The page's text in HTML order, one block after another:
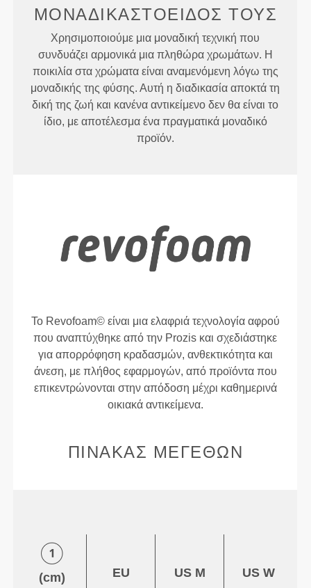
ΜΟΝΑΔΙΚΆΣΤΟΕΊΔΟΣ ΤΟΥΣ
Χρησιμοποιούμε μια μοναδική τεχνική που
συνδυάζει αρμονικά μια πληθώρα χρωμάτων. Η
ποικιλία στα χρώματα είναι αναμενόμενη λόγω της
μοναδικής της φύσης. Αυτή η διαδικασία αποκτά τη
δική της ζωή και κανένα αντικείμενο δεν θα είναι το
ίδιο, με αποτέλεσμα ένα πραγματικά μοναδικό
προϊόν.
Το Revofoam© είναι μια ελαφριά τεχνολογία αφρού
που αναπτύχθηκε από την Prozis και σχεδιάστηκε
για απορρόφηση κραδασμών, ανθεκτικότητα και
άνεση, με πλήθος εφαρμογών, από προϊόντα που
επικεντρώνονται στην απόδοση μέχρι καθημερινά
οικιακά αντικείμενα.
ΠΊΝΑΚΑΣ ΜΕΓΕΘΏΝ
(cm)
EU US M US W